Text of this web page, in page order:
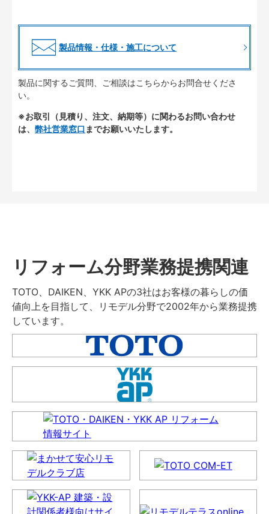
製品情報・仕様・施工について
製品に関するご質問、ご相談はこちらからお問合せくださ
い。
※お取引（見積り、注文、納期等）に関わるお問い合わせ
は、 弊社営業窓口 までお願いいたします。
リフォーム分野業務提携関連
TOTO、DAIKEN、YKK APの3社はお客様の暮らしの価
値向上を目指して、リモデル分野で2002年から業務提携
しています。